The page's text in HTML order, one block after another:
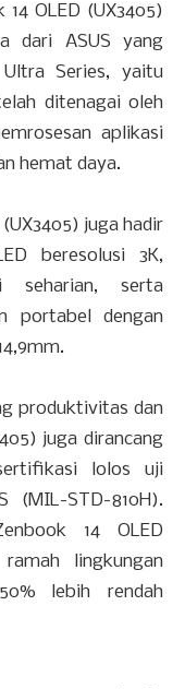
OLED (UX3405)
dari ASUS yang
Series, yaitu
ditenagai oleh
aplikasi
hemat daya.
juga hadir
beresolusi 3K,
seharian, serta
portabel dengan
produktivitas dan
juga dirancang
lolos uji
(MIL-STD-810H).
14 OLED
lingkungan
lebih rendah